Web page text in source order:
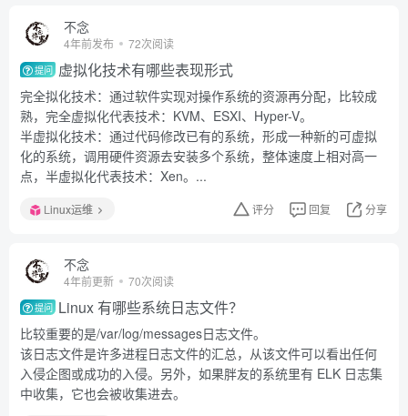
不念
4年前发布 72次阅读
提问 虚拟化技术有哪些表现形式
完全拟化技术：通过软件实现对操作系统的资源再分配，比较成
熟，完全虚拟化代表技术：KVM、ESXI、Hyper-V。
半虚拟化技术：通过代码修改已有的系统，形成一种新的可虚拟
化的系统，调用硬件资源去安装多个系统，整体速度上相对高一
点，半虚拟化代表技术：Xen。...
Linux运维 评分 回复 分享
不念
4年前更新 70次阅读
提问 Linux 有哪些系统日志文件？
比较重要的是/var/log/messages日志文件。
该日志文件是许多进程日志文件的汇总，从该文件可以看出任何
入侵企图或成功的入侵。另外，如果胖友的系统里有 ELK 日志集
中收集，它也会被收集进去。